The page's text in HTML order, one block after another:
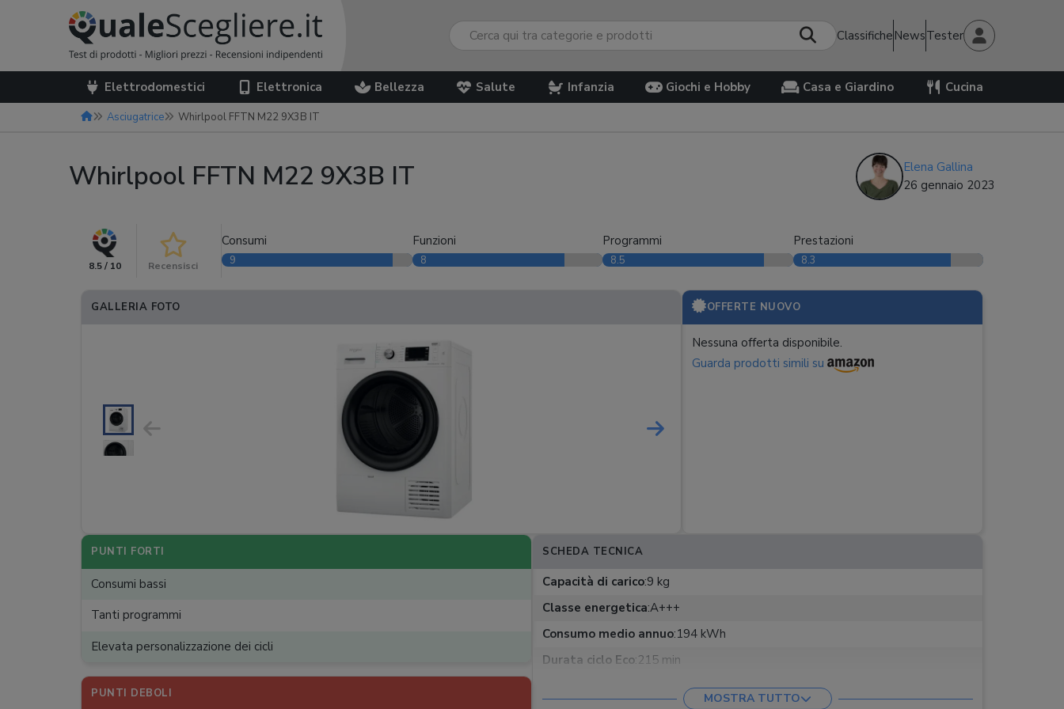
Classifiche NewsTester
Elettrodomestici Elettronica Bellezza Salute Infanzia Giochi e Hobby Casa e Giardino Cucina
Asciugatrice Whirlpool FFTN M22 9X3B IT
Whirlpool FFTN M22 9X3B IT
Elena Gallina
26 gennaio 2023
8.5 / 10 Recensisci
Consumi
9
Funzioni
8
Programmi
8.5
Prestazioni
8.3
GALLERIA FOTO OFFERTE NUOVO
Nessuna offerta disponibile.
Guarda prodotti simili su
SCHEDA TECNICA
Capacità di carico:9 kg
Classe energetica:A+++
Consumo medio annuo:194 kWh
Durata ciclo Eco:215 min
MOSTRA TUTTO
PUNTI FORTI
Consumi bassi
Tanti programmi
Elevata personalizzazione dei cicli
PUNTI DEBOLI